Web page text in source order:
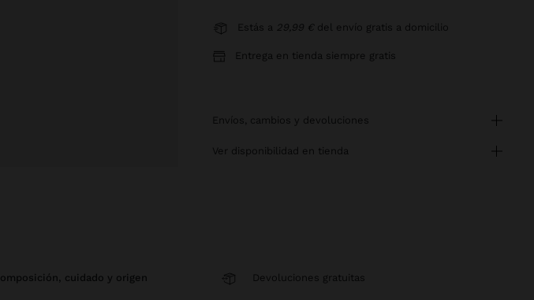
Estás a 29,99 € del envío gratis a domicilio
Entrega en tienda siempre gratis
envíos, cambios y devoluciones
ver disponibilidad en tienda
composición, cuidado y origen Devoluciones gratuitas